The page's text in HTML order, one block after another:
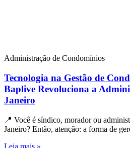
Administração de Condomínios
Tecnologia na Gestão de
Baplive Revoluciona a
Janeiro
📍 Você é síndico, morador ou
Janeiro? Então, atenção: a forma de
Leia mais »